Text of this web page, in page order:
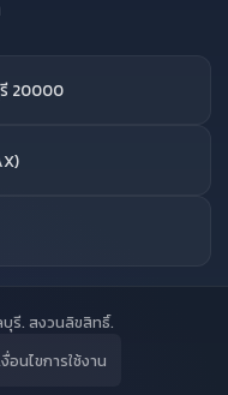
20000
รี. สงวนลิขสิทธิ์.
งื่อนไขการใช้งาน